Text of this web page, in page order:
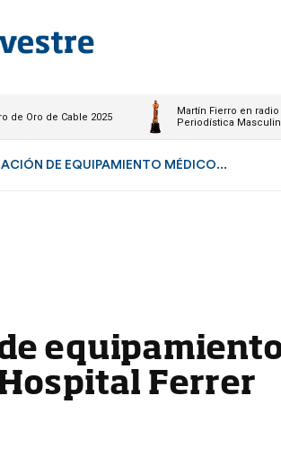
de Oro de Cable 2025
Martín Fierro en
Periodística
DE EQUIPAMIENTO MÉDICO...
Ferrer